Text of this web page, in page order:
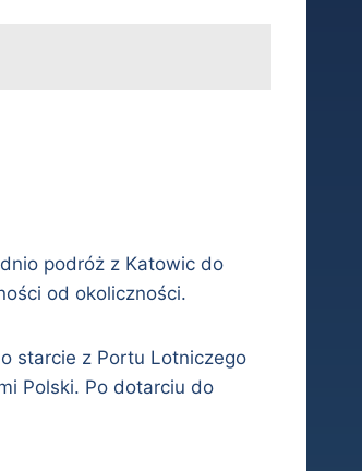
podróż z Katowic do
od okoliczności.
starcie z Portu Lotniczego
Polski. Po dotarciu do